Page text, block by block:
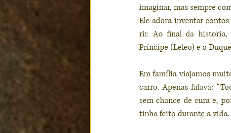
imaginar, mas sempre
Ele adora inventar
rir. Ao final da historia,
Príncipe (Leleo) e o
Em família viajamos
carro. Apenas falava:
sem chance de cura e,
tinha feito durante a vida.